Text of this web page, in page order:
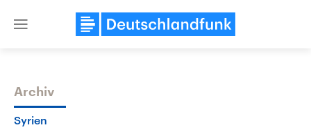
Close
Themen
Archiv
Syrien